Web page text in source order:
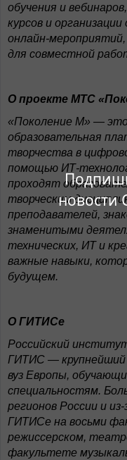
новости
обучения и
курсов и
онлайн-
для совместной
О проекте МТС
«Поколение М» —
образовательная
творчества в
помощью ИТ-
проходят
творческим
преподавателей,
знаменитыми
технических, ИТ и
важные навыки,
будущем.
О ГИТИСе
Российский
ГИТИС —
вуз Европы,
специальностям.
регионов России и
ГИТИСе на восьми
режиссерском,
факультете